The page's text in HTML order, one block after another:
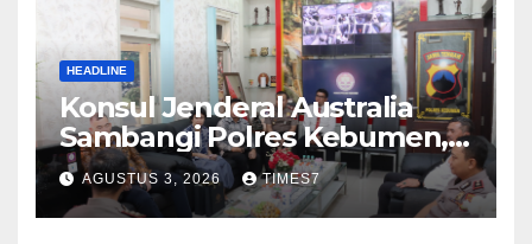
HEADLINE
Konsul Jenderal Australia
Sambangi Polres Kebumen,
Pererat Silaturahmi
AGUSTUS 3, 2026 TIMES7